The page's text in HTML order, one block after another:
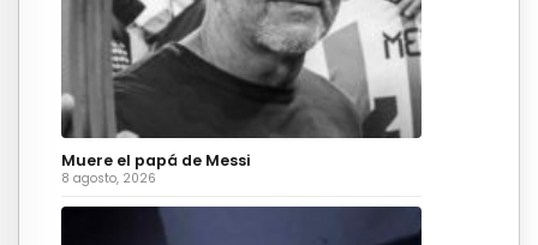
Muere el papá de Messi
8 agosto, 2026